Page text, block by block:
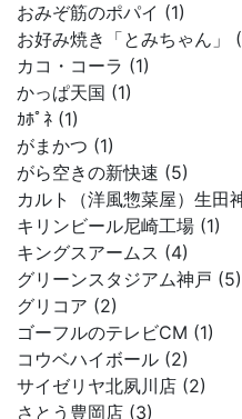
おみぞ筋のポパイ (1)
お好み焼き「とみちゃん」
カコ・コーラ (1)
かっぱ天国 (1)
ｶﾎﾟﾈ (1)
がまかつ (1)
がら空きの新快速 (5)
カルト（洋風惣菜屋）生田
キリンビール尼崎工場 (1)
キングスアームス (4)
グリーンスタジアム神戸 (5)
グリコア (2)
ゴーフルのテレビCM (1)
コウベハイボール (2)
サイゼリヤ北夙川店 (2)
さとう豊岡店 (3)